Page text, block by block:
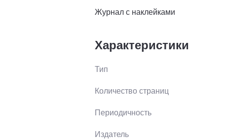
Журнал с наклейками
Характеристики
Тип
Количество страниц
Периодичность
Издатель